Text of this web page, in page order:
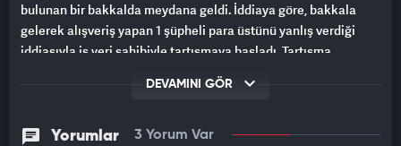
bulunan bir bakkalda meydana geldi. İddiaya göre, bakkala
gelerek alışveriş yapan 1 şüpheli para üstünü yanlış verdiği
iddiasıyla iş yeri sahibiyle tartışmaya başladı. Tartışma
gizleyerek silah ve bıçakla bakkala geri geldi. Bakkal sahibiyle
bakkala saldırmaya çalıştı.Yaşanan arbede sonrası şüpheli
DEVAMINI GÖR
Yorumlar 3 Yorum Var